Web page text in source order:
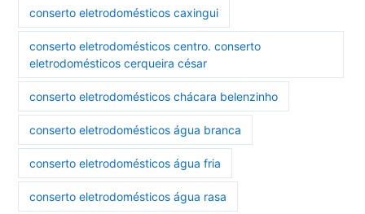
conserto eletrodomésticos caxingui
conserto eletrodomésticos centro. conserto
eletrodomésticos cerqueira césar
conserto eletrodomésticos chácara belenzinho
conserto eletrodomésticos água branca
conserto eletrodomésticos água fria
conserto eletrodomésticos água rasa